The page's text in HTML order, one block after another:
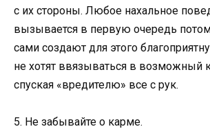
с их стороны. Любое нахальное
вызывается в первую очередь
сами создают для этого
не хотят ввязываться в возможный
спуская «вредителю» все с рук.
5. Не забывайте о карме.